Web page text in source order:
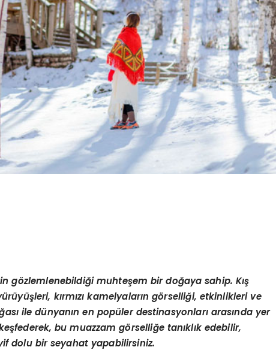
gözlemlenebildiği muhteşem bir doğaya sahip. Kış
ürüyüşleri, kırmızı kamelyaların görselliği, etkinlikleri ve
ile dünyanın en popüler destinasyonları arasında yer
bu muazzam görselliğe tanıklık edebilir,
dolu bir seyahat yapabilirsiniz.